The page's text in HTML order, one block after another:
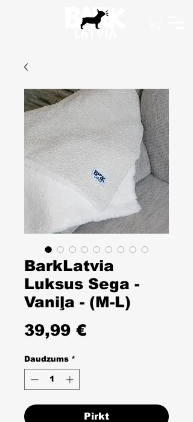
BarkLatvia
Luksus Sega -
Vaniļa - (M-L)
39,99 €Cena
Daudzums *
Pirkt